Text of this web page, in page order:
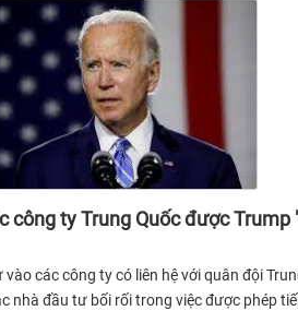
công ty Trung Quốc được
các công ty có liên hệ với quân đội
nhà đầu tư bối rối trong việc được phép